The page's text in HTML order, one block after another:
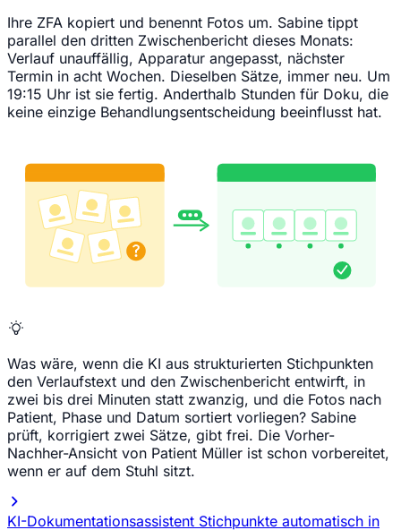
Ihre ZFA kopiert und benennt Fotos um. Sabine tippt
parallel den dritten Zwischenbericht dieses Monats:
Verlauf unauffällig, Apparatur angepasst, nächster
Termin in acht Wochen. Dieselben Sätze, immer neu. Um
19:15 Uhr ist sie fertig. Anderthalb Stunden für Doku, die
keine einzige Behandlungsentscheidung beeinflusst hat.
Was wäre, wenn die KI aus strukturierten Stichpunkten
den Verlaufstext und den Zwischenbericht entwirft, in
zwei bis drei Minuten statt zwanzig, und die Fotos nach
Patient, Phase und Datum sortiert vorliegen? Sabine
prüft, korrigiert zwei Sätze, gibt frei. Die Vorher-
Nachher-Ansicht von Patient Müller ist schon vorbereitet,
wenn er auf dem Stuhl sitzt.
KI-Dokumentationsassistent Stichpunkte automatisch in